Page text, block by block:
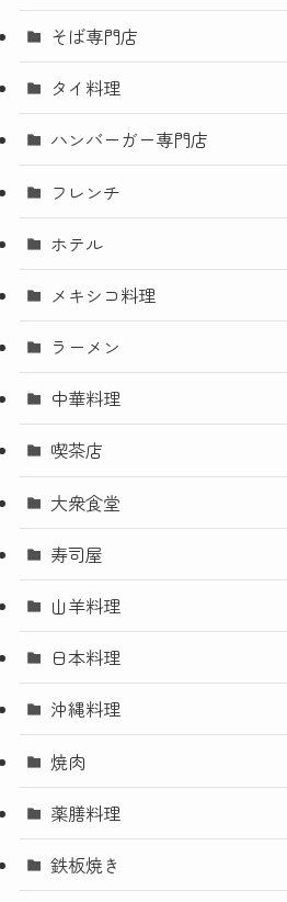
そば専門店
タイ料理
ハンバーガー専門店
フレンチ
ホテル
メキシコ料理
ラーメン
中華料理
喫茶店
大衆食堂
寿司屋
山羊料理
日本料理
沖縄料理
焼肉
薬膳料理
鉄板焼き